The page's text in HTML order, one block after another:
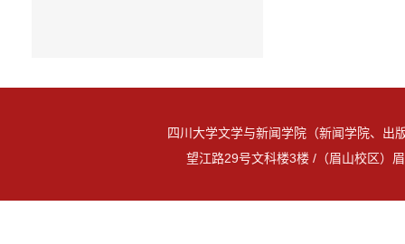
四川大学文学与新闻学院（新闻学院、
望江路29号文科楼3楼 /（眉山校区